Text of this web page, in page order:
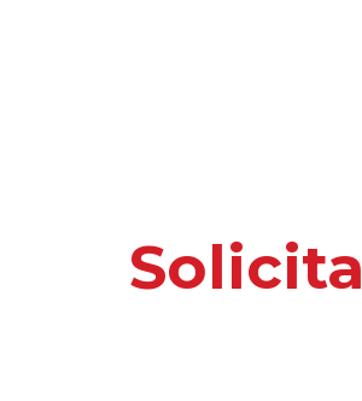
Solicita